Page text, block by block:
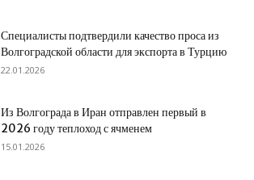
Специалисты подтвердили качество проса из
Волгоградской области для экспорта в Турцию
22.01.2026
Из Волгограда в Иран отправлен первый в
2026 году теплоход с ячменем
15.01.2026